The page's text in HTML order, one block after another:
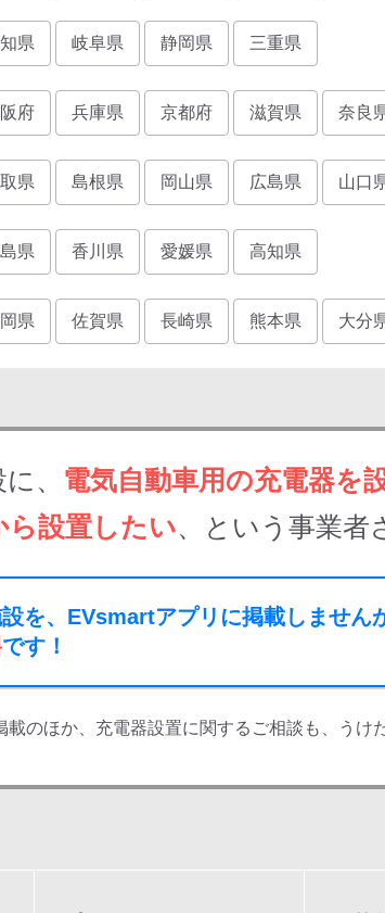
県 岐阜県 静岡県 三重県
府 兵庫県 京都府 滋賀県 奈良
県 島根県 岡山県 広島県 山口
県 香川県 愛媛県 高知県
県 佐賀県 長崎県 熊本県 大分
、 電気自動車用の充電器を
ら設置したい、という事業者
を、EVsmartアプリに掲載しません
です！
載のほか、充電器設置に関するご相談も、うけ